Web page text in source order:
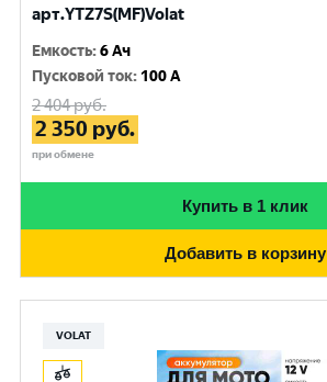
арт.YTZ7S(MF)Volat
Емкость:6 Ач
Пусковой ток: 100 A
2 404руб.
2 350 руб.
при обмене
Купить в 1 клик
Добавить в корзину
VOLAT